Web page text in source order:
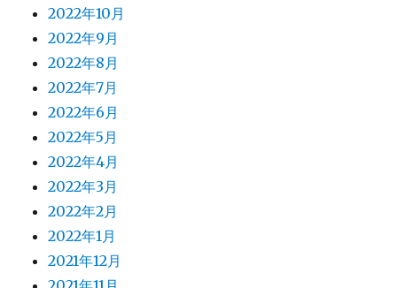
2022年10月
2022年9月
2022年8月
2022年7月
2022年6月
2022年5月
2022年4月
2022年3月
2022年2月
2022年1月
2021年12月